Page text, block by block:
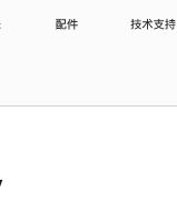
配件 技术支持